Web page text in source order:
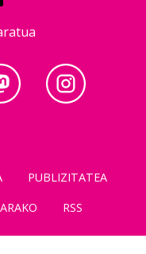
PUBLIZITATEA
RSS